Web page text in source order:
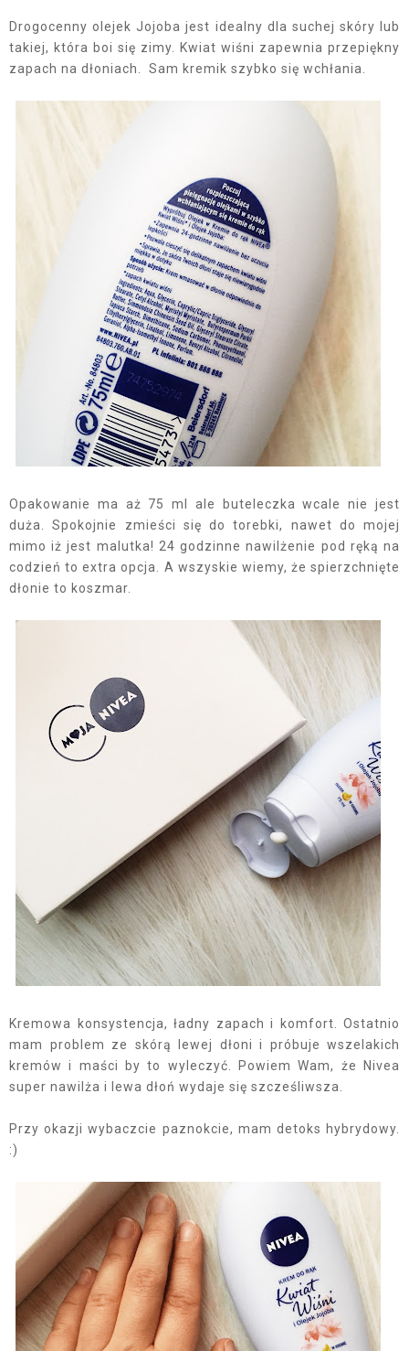
Drogocenny olejek Jojoba jest idealny dla suchej skóry lub
takiej, która boi się zimy. Kwiat wiśni zapewnia przepiękny
zapach na dłoniach. Sam kremik szybko się wchłania.
Opakowanie ma aż 75 ml ale buteleczka wcale nie jest
duża. Spokojnie zmieści się do torebki, nawet do mojej
mimo iż jest malutka! 24 godzinne nawilżenie pod ręką na
codzień to extra opcja. A wszyskie wiemy, że spierzchnięte
dłonie to koszmar.
Kremowa konsystencja, ładny zapach i komfort. Ostatnio
mam problem ze skórą lewej dłoni i próbuje wszelakich
kremów i maści by to wyleczyć. Powiem Wam, że Nivea
super nawilża i lewa dłoń wydaje się szcześliwsza.
Przy okazji wybaczcie paznokcie, mam detoks hybrydowy.
:)